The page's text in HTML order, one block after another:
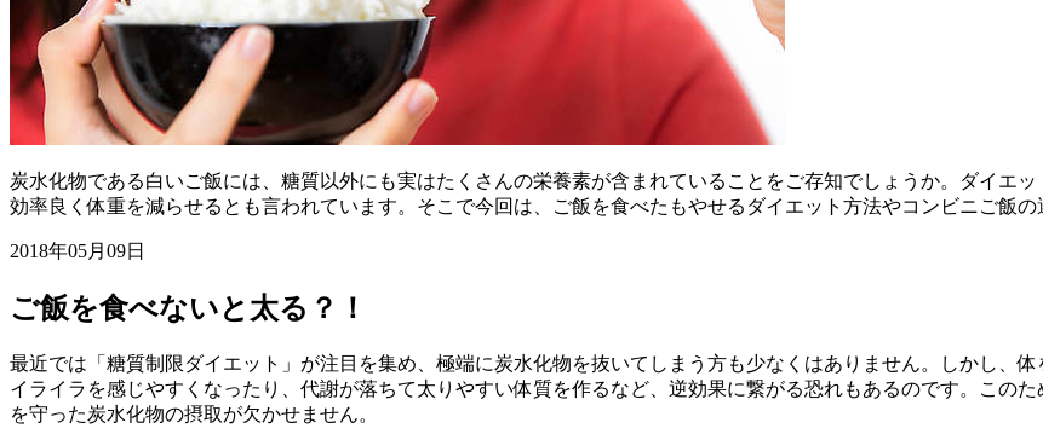
炭水化物である白いご飯には、糖質以外にも実はたくさんの栄養素が含まれていることをご存知でしょうか。ダイエ
効率良く体重を減らせるとも言われています。そこで今回は、ご飯を食べたもやせるダイエット方法やコンビニご飯の
2018年05月09日
ご飯を食べないと太る？！
最近では「糖質制限ダイエット」が注目を集め、極端に炭水化物を抜いてしまう方も少なくはありません。しかし、
イライラを感じやすくなったり、代謝が落ちて太りやすい体質を作るなど、逆効果に繋がる恐れもあるのです。この
を守った炭水化物の摂取が欠かせません。